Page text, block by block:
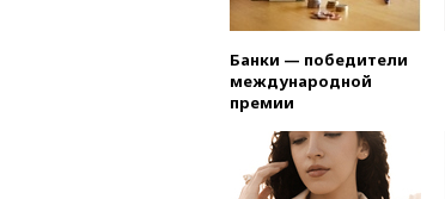
Банки — победители
международной
премии